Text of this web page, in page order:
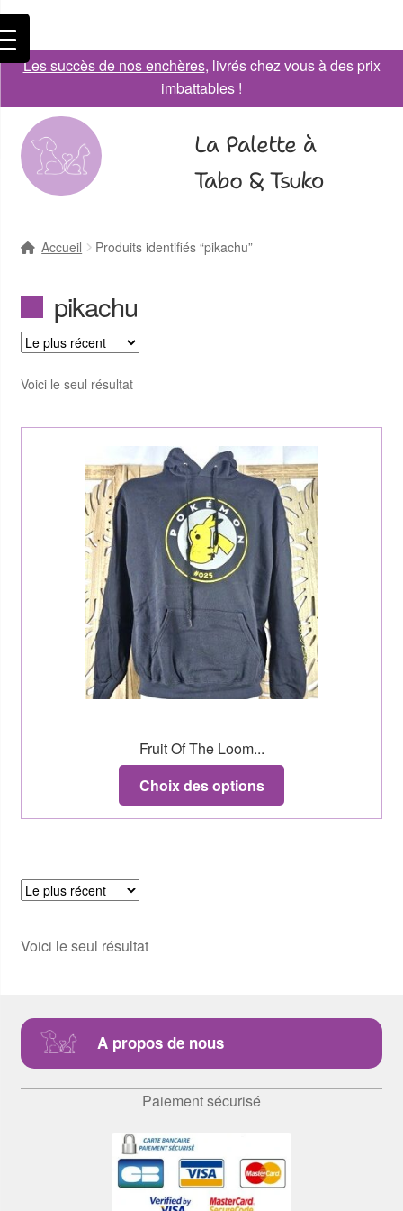
Les succès de nos enchères, livrés chez vous à des prix
imbattables !
La Palette à
Tabo & Tsuko
Accueil Produits identifiés “pikachu”
pikachu
Voici le seul résultat
Fruit Of The Loom...
Choix des options
Voici le seul résultat
A propos de nous
Paiement sécurisé